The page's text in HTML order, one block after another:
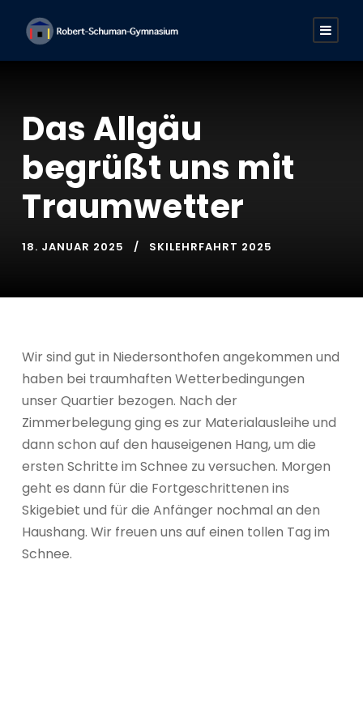
Das Allgäu
begrüßt uns mit
Traumwetter
18. JANUAR 2025 SKILEHRFAHRT 2025
Wir sind gut in Niedersonthofen angekommen und
haben bei traumhaften Wetterbedingungen
unser Quartier bezogen. Nach der
Zimmerbelegung ging es zur Materialausleihe und
dann schon auf den hauseigenen Hang, um die
ersten Schritte im Schnee zu versuchen. Morgen
geht es dann für die Fortgeschrittenen ins
Skigebiet und für die Anfänger nochmal an den
Haushang. Wir freuen uns auf einen tollen Tag im
Schnee.